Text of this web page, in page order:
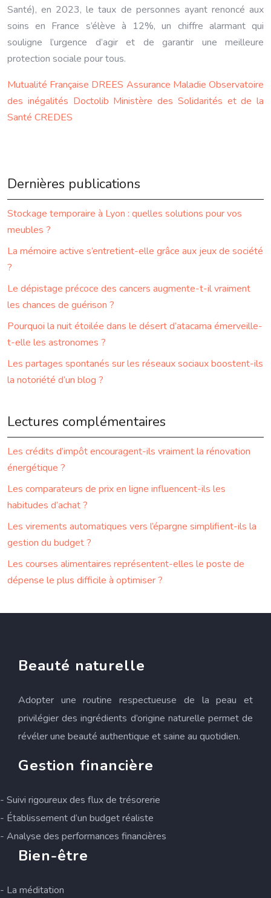
Santé), en 2023, le taux de personnes ayant renoncé aux
soins en France s’élève à 12%, un chiffre alarmant qui
souligne l’urgence d’agir et de garantir une meilleure
protection sociale pour tous.
Mutualité Française DREES Assurance MaladieObservatoire
des inégalités Doctolib Ministère des Solidarités et de la
Santé CREDES
Dernières publications
Stockage temporaire à Lyon : quelles solutions pour vos
meubles ?
La mémoire active s’entretient-elle grâce aux jeux de société
?
Le dépistage précoce des cancers augmente-t-il vraiment
les chances de guérison ?
Pourquoi la nuit étoilée dans le désert d’atacama émerveille-
t-elle les astronomes ?
Les partages spontanés sur les réseaux sociaux boostent-ils
la notoriété d’un blog ?
Lectures complémentaires
Les crédits d’impôt encouragent-ils vraiment la rénovation
énergétique ?
Les comparateurs de prix en ligne influencent-ils les
habitudes d’achat ?
Les virements automatiques vers l’épargne simplifient-ils la
gestion du budget ?
Les courses alimentaires représentent-elles le poste de
dépense le plus difficile à optimiser ?
Beauté naturelle
Adopter une routine respectueuse de la peau et
privilégier des ingrédients d’origine naturelle permet de
révéler une beauté authentique et saine au quotidien.
Gestion financière
- Suivi rigoureux des flux de trésorerie
- Établissement d’un budget réaliste
- Analyse des performances financières
Bien-être
- La méditation